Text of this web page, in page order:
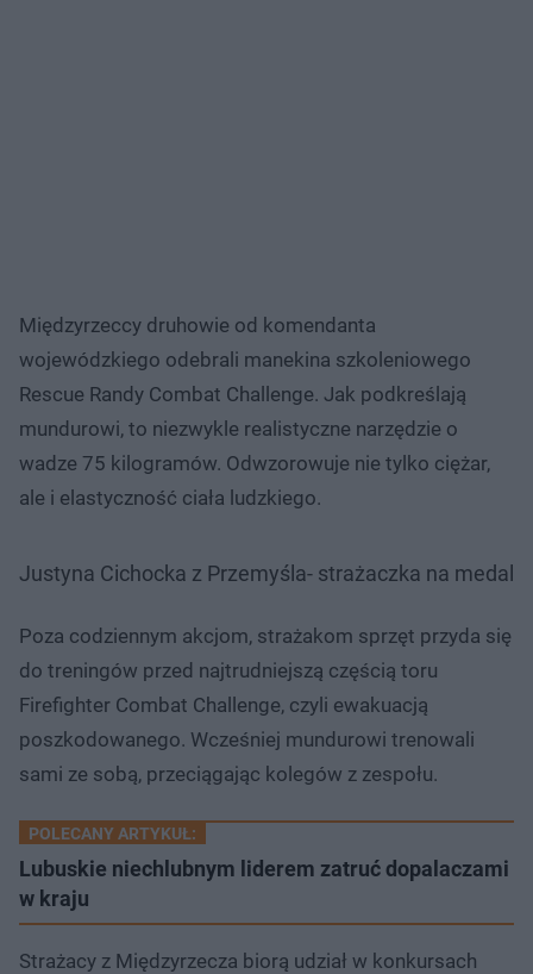
Międzyrzeccy druhowie od komendanta
wojewódzkiego odebrali manekina szkoleniowego
Rescue Randy Combat Challenge. Jak podkreślają
mundurowi, to niezwykle realistyczne narzędzie o
wadze 75 kilogramów. Odwzorowuje nie tylko ciężar,
ale i elastyczność ciała ludzkiego.
Justyna Cichocka z Przemyśla- strażaczka na medal
Poza codziennym akcjom, strażakom sprzęt przyda się
do treningów przed najtrudniejszą częścią toru
Firefighter Combat Challenge, czyli ewakuacją
poszkodowanego. Wcześniej mundurowi trenowali
sami ze sobą, przeciągając kolegów z zespołu.
POLECANY ARTYKUŁ:
Lubuskie niechlubnym liderem zatruć dopalaczami
w kraju
Strażacy z Międzyrzecza biorą udział w konkursach